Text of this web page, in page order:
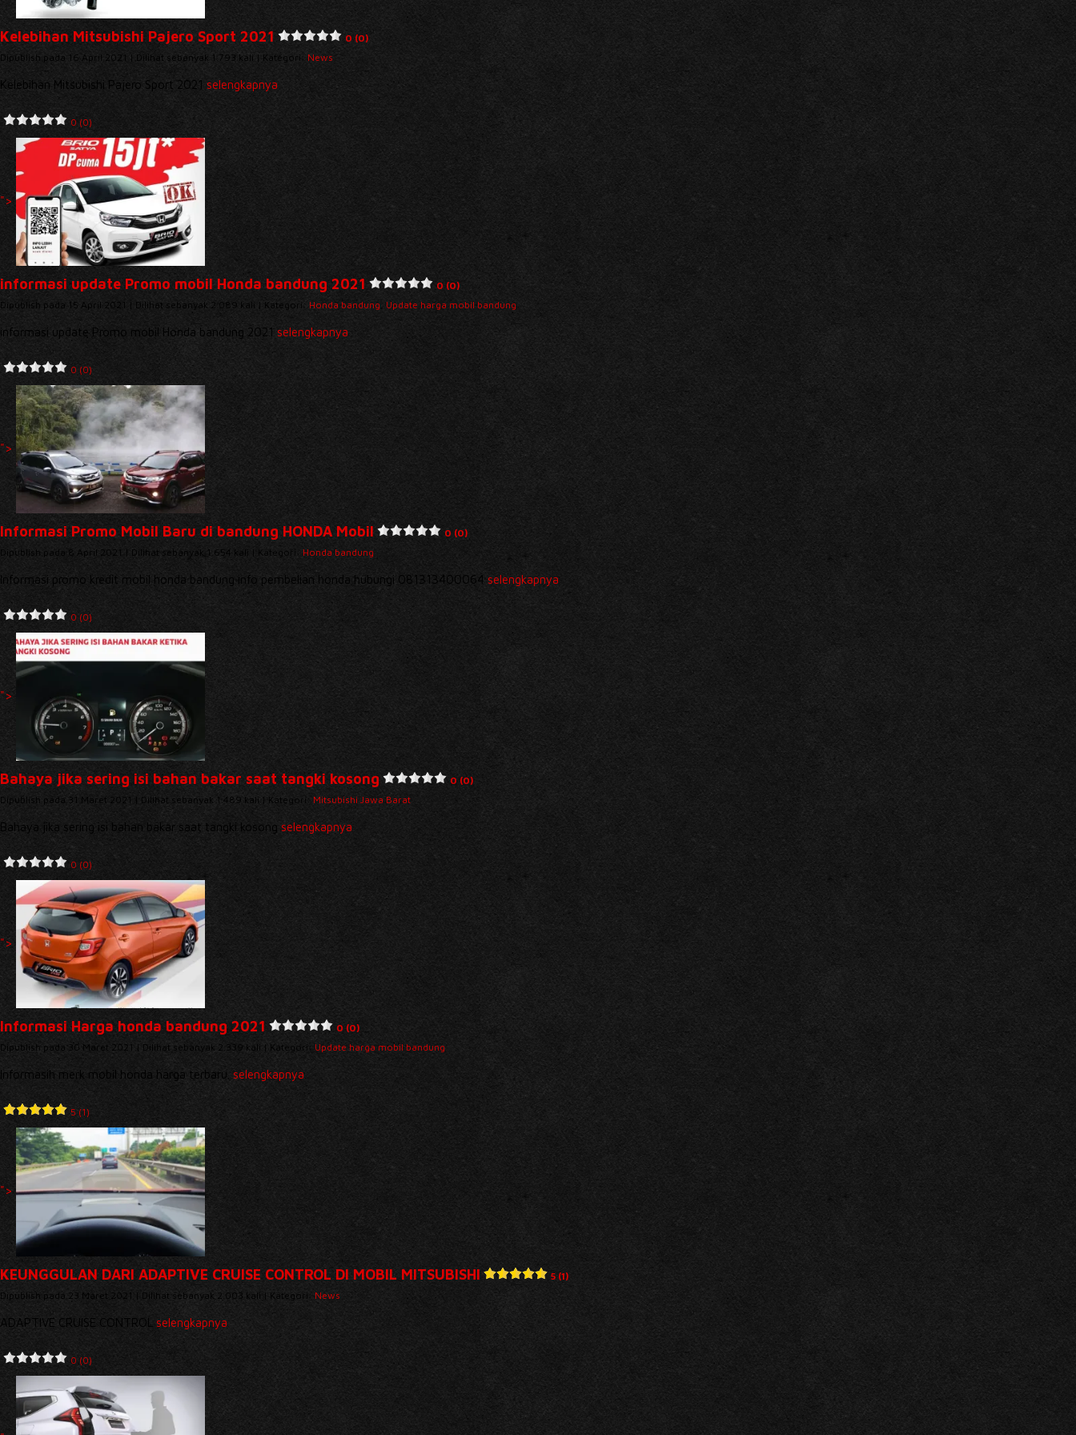
Kelebihan Mitsubishi Pajero Sport 2021
0 (0)
Dipublish pada 16 April 2021 | Dilihat sebanyak 1.793 kali | Kategori: News
Kelebihan Mitsubishi Pajero Sport 2021 selengkapnya
0 (0)
">
informasi update Promo mobil Honda bandung 2021
0 (0)
Dipublish pada 15 April 2021 | Dilihat sebanyak 2.089 kali | Kategori: Honda bandung, Update harga mobil bandung
informasi update Promo mobil Honda bandung 2021 selengkapnya
0 (0)
">
Informasi Promo Mobil Baru di bandung HONDA Mobil
0 (0)
Dipublish pada 8 April 2021 | Dilihat sebanyak 1.654 kali | Kategori: Honda bandung
Informasi promo kredit mobil honda bandung info pembelian honda hubungi 081313400064 selengkapnya
0 (0)
">
Bahaya jika sering isi bahan bakar saat tangki kosong
0 (0)
Dipublish pada 31 Maret 2021 | Dilihat sebanyak 1.489 kali | Kategori: Mitsubishi Jawa Barat
Bahaya jika sering isi bahan bakar saat tangki kosong selengkapnya
0 (0)
">
Informasi Harga honda bandung 2021
0 (0)
Dipublish pada 30 Maret 2021 | Dilihat sebanyak 2.339 kali | Kategori: Update harga mobil bandung
Informasih merk mobil honda harga terbaru. selengkapnya
5 (1)
">
KEUNGGULAN DARI ADAPTIVE CRUISE CONTROL DI MOBIL MITSUBISHI
5 (1)
Dipublish pada 23 Maret 2021 | Dilihat sebanyak 2.003 kali | Kategori: News
ADAPTIVE CRUISE CONTROL selengkapnya
0 (0)